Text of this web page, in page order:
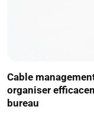
Cable
organiser
bureau